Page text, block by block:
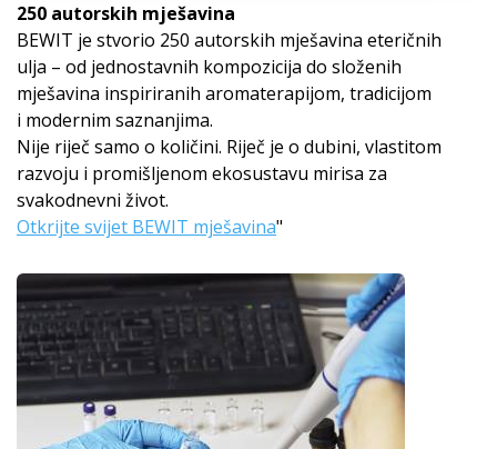
250 autorskih mješavina
BEWIT je stvorio 250 autorskih mješavina eteričnih
ulja – od jednostavnih kompozicija do složenih
mješavina inspiriranih aromaterapijom, tradicijom
i modernim saznanjima.
Nije riječ samo o količini. Riječ je o dubini, vlastitom
razvoju i promišljenom ekosustavu mirisa za
svakodnevni život.
Otkrijte svijet BEWIT mješavina"